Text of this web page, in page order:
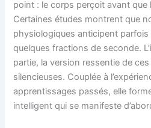
point : le corps perçoit avant que
Certaines études montrent que
physiologiques anticipent
quelques fractions de seconde.
partie, la version ressentie de
silencieuses. Couplée à
apprentissages passés, elle
intelligent qui se manifeste